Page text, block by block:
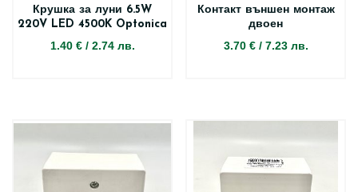
Крушка за луни 6.5W
220V LED 4500K Optonica
1.40 €/ 2.74 лв.
Контакт външен монтаж
двоен
3.70 €/ 7.23 лв.